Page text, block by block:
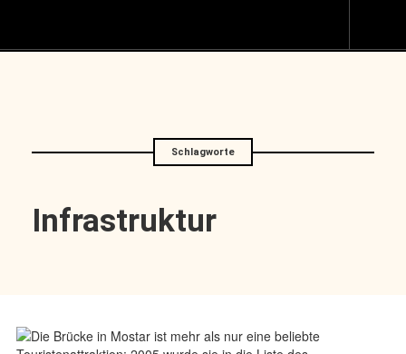
Schlagworte
Infrastruktur